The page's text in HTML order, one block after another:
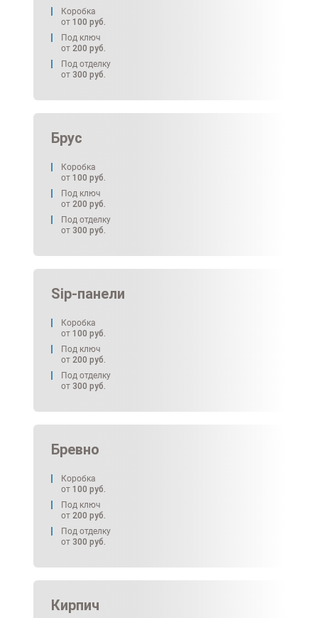
Коробка
от 100 руб.
Под ключ
от 200 руб.
Под отделку
от 300 руб.
Брус
Коробка
от 100 руб.
Под ключ
от 200 руб.
Под отделку
от 300 руб.
Sip-панели
Коробка
от 100 руб.
Под ключ
от 200 руб.
Под отделку
от 300 руб.
Бревно
Коробка
от 100 руб.
Под ключ
от 200 руб.
Под отделку
от 300 руб.
Кирпич